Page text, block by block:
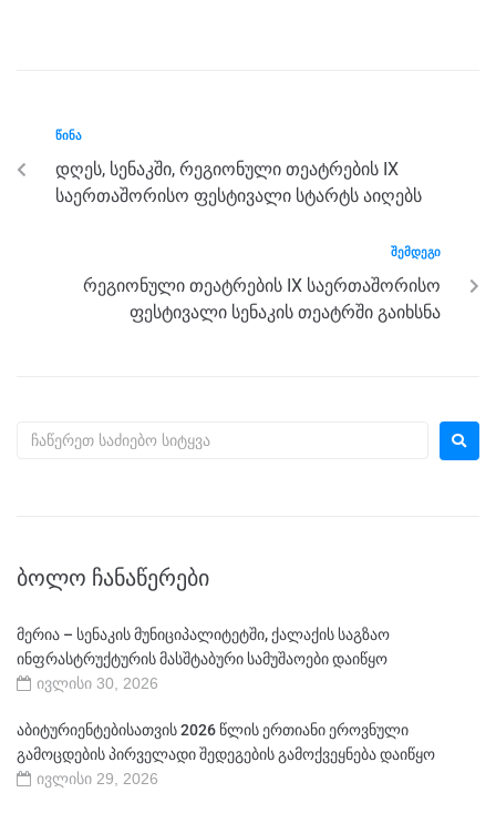
b
o
o
g
er
m p
p
ᲬᲘᲜᲐ
დღეს, სენაკში, რეგიონული თეატრების IX
საერთაშორისო ფესტივალი სტარტს აიღებს
ᲨᲔᲛᲓᲔᲒᲘ
რეგიონული თეატრების IX საერთაშორისო
ფესტივალი სენაკის თეატრში გაიხსნა
ᲑᲝᲚᲝ ᲩᲐᲜᲐᲬᲔᲠᲔᲑᲘ
მერია – სენაკის მუნიციპალიტეტში, ქალაქის საგზაო
ინფრასტრუქტურის მასშტაბური სამუშაოები დაიწყო
ივლისი 30, 2026
აბიტურიენტებისათვის 2026 წლის ერთიანი ეროვნული
გამოცდების პირველადი შედეგების გამოქვეყნება დაიწყო
ივლისი 29, 2026